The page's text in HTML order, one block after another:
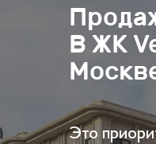
В ЖК
Это